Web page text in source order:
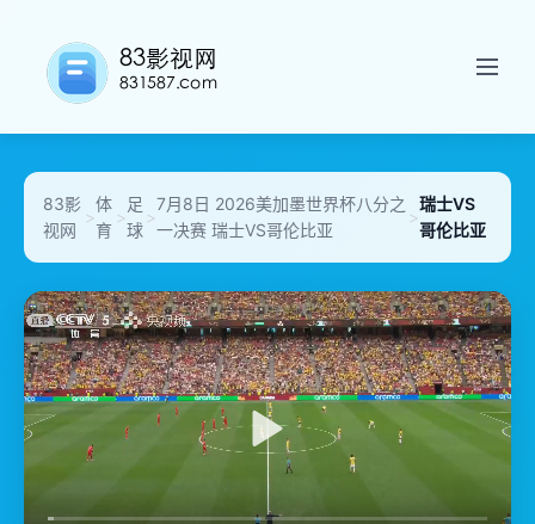
83影
视网
>
体
育
>
足
球
>
7月8日 2026美加墨世界杯八分之
一决赛 瑞士VS哥伦比亚
>
瑞士VS
哥伦比亚